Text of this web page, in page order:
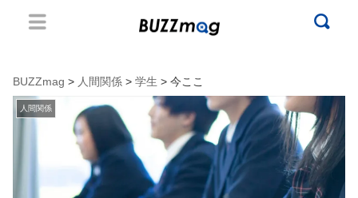
BUZZmag > 人間関係 > 学生 > 今ここ
人間関係